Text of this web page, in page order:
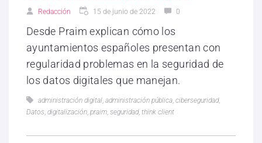
Redacción 15 de junio de 2022 0
Desde Praim explican cómo los
ayuntamientos españoles presentan con
regularidad problemas en la seguridad de
los datos digitales que manejan.
administración digital administración pública ciberseguridad,
Datos digitalización praim seguridad, think client